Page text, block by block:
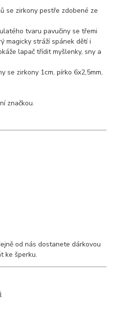
se zirkony pestře zdobené ze
tvaru pavučiny se třemi
magicky stráží spánek dětí i
lapač třídit myšlenky, sny a
se zirkony 1cm, pírko 6x2,5mm,
značkou.
od nás dostanete dárkovou
ke šperku.